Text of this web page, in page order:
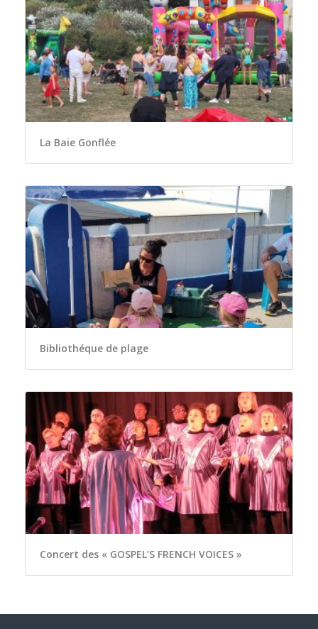
La Baie Gonflée
Bibliothéque de plage
Concert des « GOSPEL’S FRENCH VOICES »